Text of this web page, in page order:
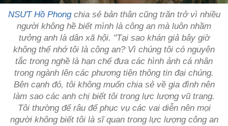
NSƯT Hồ Phongchia sẻ bản thân cũng trăn trở vì nhiều
người không hề biết mình là công an mà luôn nhầm
tưởng anh là dân xã hội. "Tại sao khán giả bây giờ
không thể nhớ tôi là công an? Vì chúng tôi có nguyên
tắc trong nghề là hạn chế đưa các hình ảnh cá nhân
trong ngành lên các phương tiện thông tin đại chúng.
Bên cạnh đó, tôi không muốn chia sẻ về gia đình nên
làm sao các anh chị biết tôi trong lực lượng vũ trang.
Tôi thường để râu để phục vụ các vai diễn nên mọi
người không biết tôi là sĩ quan trong lực lượng công an